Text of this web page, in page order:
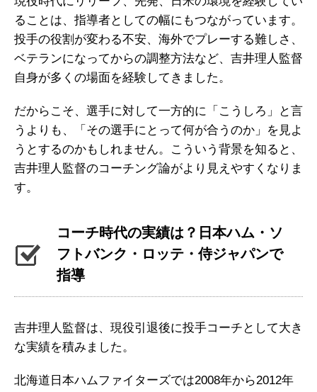
ることは、指導者としての幅にもつながっています。
投手の役割が変わる不安、海外でプレーする難しさ、
ベテランになってからの調整方法など、吉井理人監督
自身が多くの場面を経験してきました。
だからこそ、選手に対して一方的に「こうしろ」と言
うよりも、「その選手にとって何が合うのか」を見よ
うとするのかもしれません。こういう背景を知ると、
吉井理人監督のコーチング論がより見えやすくなりま
す。
コーチ時代の実績は？日本ハム・ソ
フトバンク・ロッテ・侍ジャパンで
指導
吉井理人監督は、現役引退後に投手コーチとして大き
な実績を積みました。
北海道日本ハムファイターズでは2008年から2012年